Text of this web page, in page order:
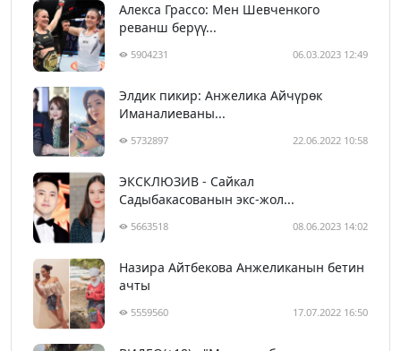
Алекса Грассо: Мен Шевченкого
реванш берүү...
5904231 06.03.2023 12:49
Элдик пикир: Анжелика Айчүрөк
Иманалиеваны...
5732897 22.06.2022 10:58
ЭКСКЛЮЗИВ - Сайкал
Садыбакасованын экс-жол...
5663518 08.06.2023 14:02
Назира Айтбекова Анжеликанын бетин
ачты
5559560 17.07.2022 16:50